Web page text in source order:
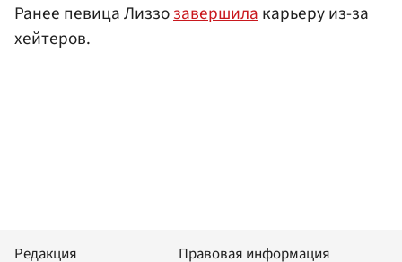
Ранее певица Лиззозавершилакарьеру из-за
хейтеров.
Редакция
Правовая информация